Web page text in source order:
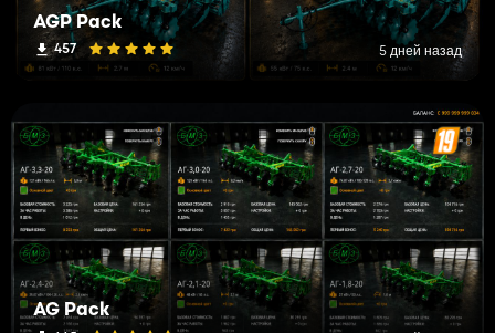
AGP Pack
457 5 дней назад
AG Pack